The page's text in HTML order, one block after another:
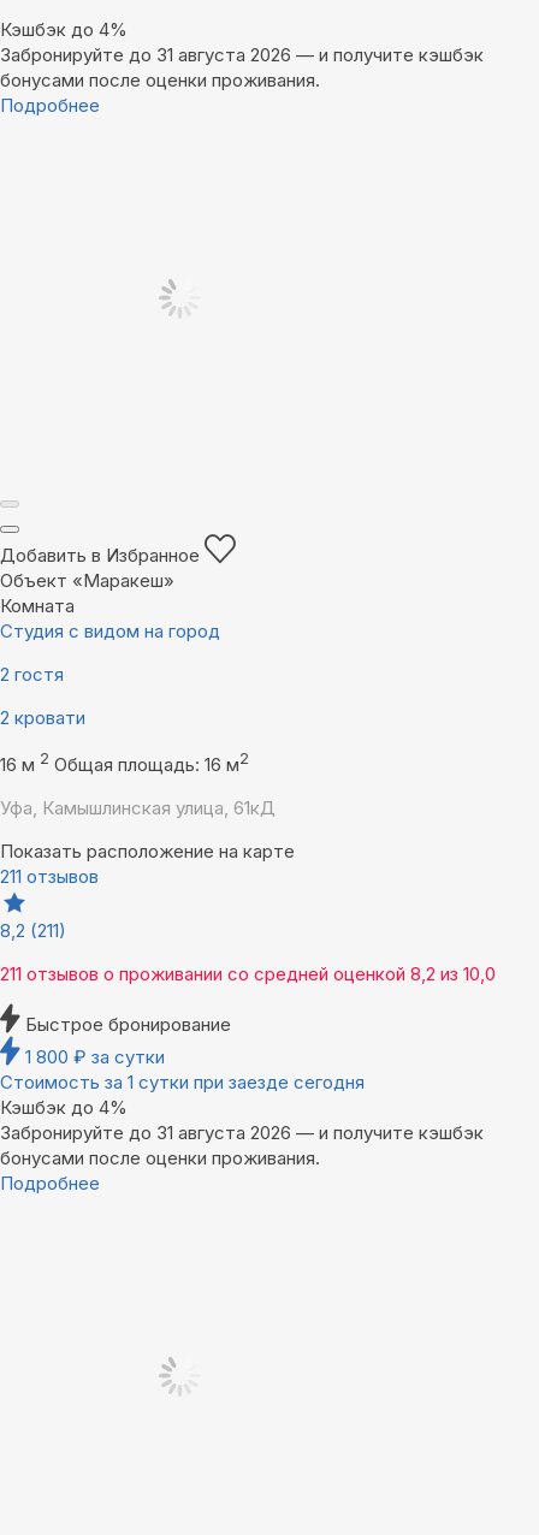
Кэшбэк до 4%
Забронируйте до 31 августа 2026 — и получите кэшбэк
бонусами после оценки проживания.
Подробнее
Добавить в Избранное
Объект «Маракеш»
Комната
Студия с видом на город
2 гостя
2 кровати
16 м 2 Общая площадь: 16 м2
Уфа, Камышлинская улица, 61кД
Показать расположение на карте
211 отзывов
8,2 (211)
211 отзывов о проживании со средней оценкой 8,2 из 10,0
Быстрое бронирование
1 800 ₽ за сутки
Стоимость за 1 сутки при заезде сегодня
Кэшбэк до 4%
Забронируйте до 31 августа 2026 — и получите кэшбэк
бонусами после оценки проживания.
Подробнее